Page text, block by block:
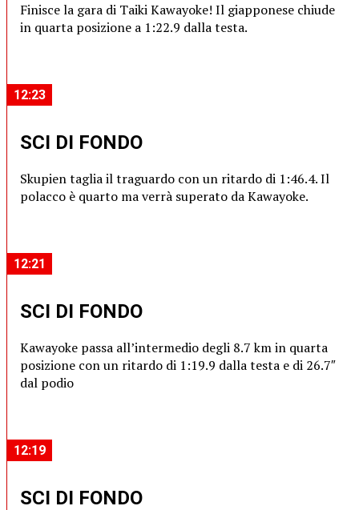
Finisce la gara di Taiki Kawayoke! Il giapponese chiude
in quarta posizione a 1:22.9 dalla testa.
12:23
SCI DI FONDO
Skupien taglia il traguardo con un ritardo di 1:46.4. Il
polacco è quarto ma verrà superato da Kawayoke.
12:21
SCI DI FONDO
Kawayoke passa all’intermedio degli 8.7 km in quarta
posizione con un ritardo di 1:19.9 dalla testa e di 26.7″
dal podio
12:19
SCI DI FONDO